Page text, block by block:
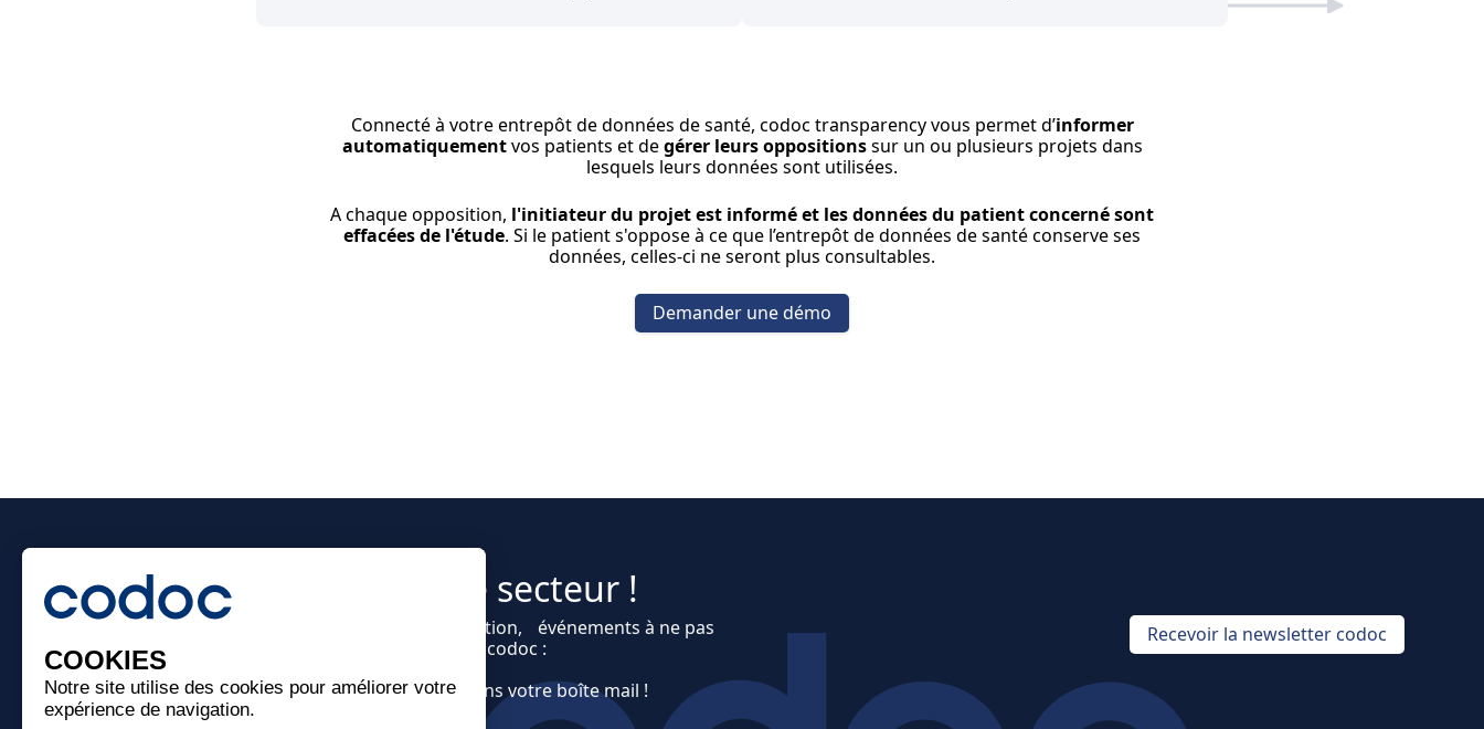
Connecté à votre entrepôt de données de santé, codoc transparency vous permet d’informer
automatiquementvos patients et degérer leurs oppositionssur un ou plusieurs projets dans
lesquels leurs données sont utilisées.
A chaque opposition, l'initiateur du projet est informé et les données du patient concerné sont
effacées de l'étude. Si le patient s'oppose à ce que l’entrepôt de données de santé conserve ses
données, celles-ci ne seront plus consultables.
Demander une démo
Restez informés sur le secteur !
Actualités du secteur, évolution de la réglementation, événements à ne pas
manquer, publications scientifiques, nouveautés codoc :
1 fois par trimestre, recevez notre newsletter dans votre boîte mail !
Recevoir la newsletter codoc